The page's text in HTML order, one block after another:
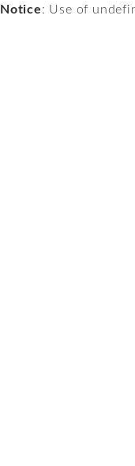
Notice: Use of